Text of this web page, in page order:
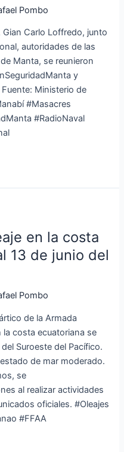
Pombo
Carlo Loffredo, junto
autoridades de las
Manta, se reunieron
y
Ministerio de
#Masacres
#RadioNaval
en la costa
13 de junio del
Pombo
de la Armada
la costa ecuatoriana se
Suroeste del Pacífico.
de mar moderado.
se
al realizar actividades
oficiales. #Oleajes
#FFAA